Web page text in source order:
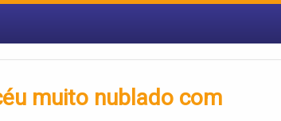
muito nublado com